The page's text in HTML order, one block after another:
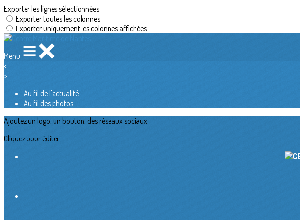
Exporter les lignes sélectionnées
Exporter toutes les colonnes
Exporter uniquement les colonnes affichées
Menu
<
>
Au fil de l'actualité ...
Au fil des photos ...
Ajoutez un logo, un bouton, des réseaux sociaux
Cliquez pour éditer